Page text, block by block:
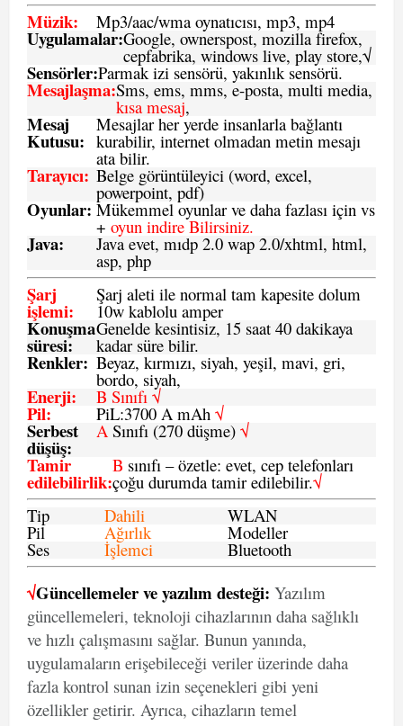
Müzik: Mp3/aac/wma oynatıcısı, mp3, mp4
Uygulamalar:Google, ownerspost, mozilla firefox,
cepfabrika, windows live, play store,√
Sensörler:Parmak izi sensörü, yakınlık sensörü.
Mesajlaşma:Sms, ems, mms, e-posta, multi media,
kısa mesaj,
Mesaj
Kutusu:
Mesajlar her yerde insanlarla bağlantı
kurabilir, internet olmadan metin mesajı
ata bilir.
Tarayıcı: Belge görüntüleyici (word, excel,
powerpoint, pdf)
Oyunlar: Mükemmel oyunlar ve daha fazlası için vs
+ oyun indire Bilirsiniz.
Java: Java evet, mıdp 2.0 wap 2.0/xhtml, html,
asp, php
Şarj
işlemi:
Şarj aleti ile normal tam kapesite dolum
10w kablolu amper
Konuşma
süresi:
Genelde kesintisiz, 15 saat 40 dakikaya
kadar süre bilir.
Renkler: Beyaz, kırmızı, siyah, yeşil, mavi, gri,
bordo, siyah,
Enerji: B Sınıfı √
Pil: PiL:3700 A mAh √
Serbest
düşüş:
ASınıfı (270 düşme) √
Tamir
edilebilirlik:
B sınıfı – özetle: evet, cep telefonları
çoğu durumda tamir edilebilir.√
Tip
Dahili WLAN
Pil Ağırlık Modeller
Ses İşlemci Bluetooth
√Güncellemeler ve yazılım desteği: Yazılım
güncellemeleri, teknoloji cihazlarının daha sağlıklı
ve hızlı çalışmasını sağlar. Bunun yanında,
uygulamaların erişebileceği veriler üzerinde daha
fazla kontrol sunan izin seçenekleri gibi yeni
özellikler getirir. Ayrıca, cihazların temel